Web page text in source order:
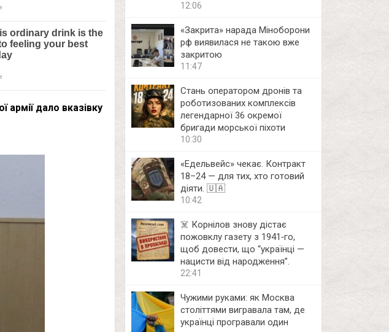
армії дало вказівку
12:06
«Закрита» нарада Міноборони
рф виявилася не такою вже
закритою
11:47
Стань оператором дронів та
роботизованих комплексів
легендарної 36 окремої
бригади морської піхоти
10:30
«Едельвейс» чекає. Контракт
18–24 — для тих, хто готовий
діяти. 🇺🇦
10:42
☠️ Корнілов знову дістає
пожовклу газету з 1941‑го,
щоб довести, що “українці —
нацисти від народження”.
22:41
Чужими руками: як Москва
століттями вигравала там, де
українці програвали один